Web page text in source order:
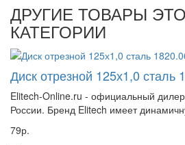
ДРУГИЕ ТОВАРЫ
КАТЕГОРИИ
Диск отрезной 125х1,0 сталь
Elitech-Online.ru - официальный
России. Бренд Elitech имеет
79р.